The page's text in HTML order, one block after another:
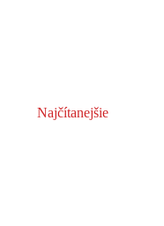
Najčítanejšie